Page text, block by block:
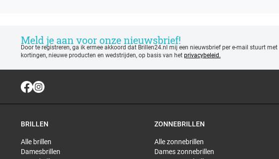
Meld je aan voor onze nieuwsbrief!
Door te registreren, ga ik ermee akkoord dat Brillen24.nl mij een nieuwsbrief per e-mail stuurt met
kortingen, nieuwe producten en wedstrijden, op basis van het privacybeleid.
BRILLEN
Alle brillen
Damesbrillen
ZONNEBRILLEN
Alle zonnebrillen
Dames zonnebrillen